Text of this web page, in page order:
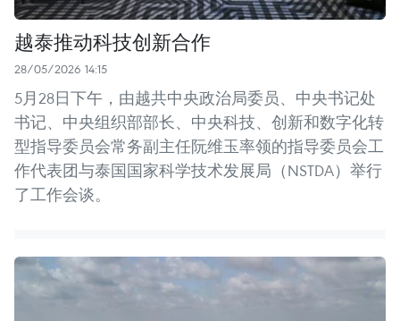
越泰推动科技创新合作
28/05/2026 14:15
5月28日下午，由越共中央政治局委员、中央书记处
书记、中央组织部部长、中央科技、创新和数字化转
型指导委员会常务副主任阮维玉率领的指导委员会工
作代表团与泰国国家科学技术发展局（NSTDA）举行
了工作会谈。